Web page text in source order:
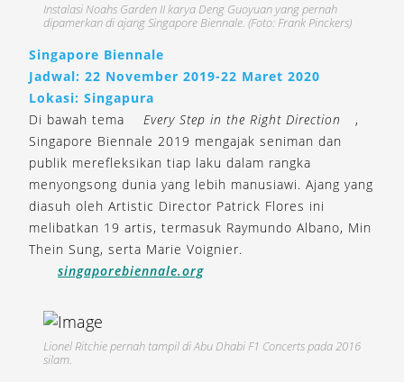
Instalasi Noahs Garden II karya Deng Guoyuan yang pernah
dipamerkan di ajang Singapore Biennale. (Foto: Frank Pinckers)
Singapore Biennale
Jadwal: 22 November 2019-22 Maret 2020
Lokasi: Singapura
Di bawah tema
Every Step in the Right Direction
,
Singapore Biennale 2019 mengajak seniman dan
publik merefleksikan tiap laku dalam rangka
menyongsong dunia yang lebih manusiawi. Ajang yang
diasuh oleh Artistic Director Patrick Flores ini
melibatkan 19 artis, termasuk Raymundo Albano, Min
Thein Sung, serta Marie Voignier.
singaporebiennale.org
Lionel Ritchie pernah tampil di Abu Dhabi F1 Concerts pada 2016
silam.